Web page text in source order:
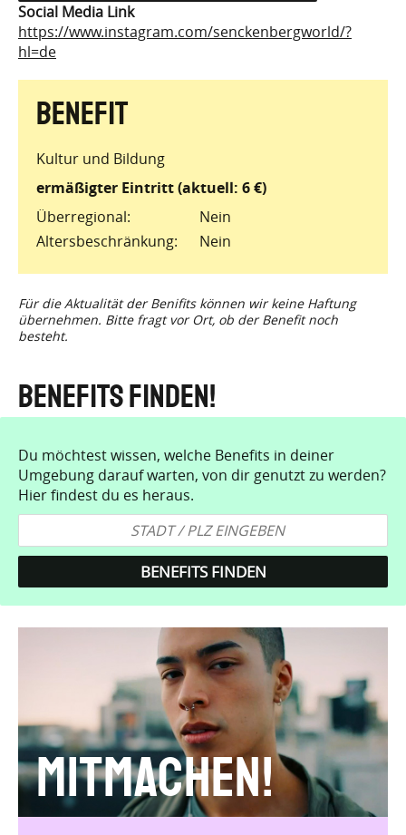
Social Media Link
https://www.instagram.com/senckenbergworld/?
hl=de
Kultur und Bildung
ermäßigter Eintritt (aktuell: 6 €)
Überregional
Nein
Altersbeschränkung
Nein
Für die Aktualität der Benifits können wir keine Haftung
übernehmen. Bitte fragt vor Ort, ob der Benefit noch
besteht.
Benefits finden!
Du möchtest wissen, welche Benefits in deiner
Umgebung darauf warten, von dir genutzt zu werden?
Hier findest du es heraus.
Mitmachen!